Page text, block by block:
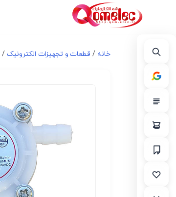
خانه / قطعات و تجهیزات الکترونیک /